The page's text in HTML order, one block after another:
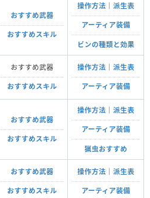
おすすめ武器
おすすめスキル
操作方法 派生表
アーティア装備
ビンの種類と効果
おすすめ武器
おすすめスキル
操作方法 派生表
アーティア装備
おすすめ武器
おすすめスキル
操作方法 派生表
アーティア装備
猟虫おすすめ
おすすめ武器
おすすめスキル
操作方法 派生表
アーティア装備